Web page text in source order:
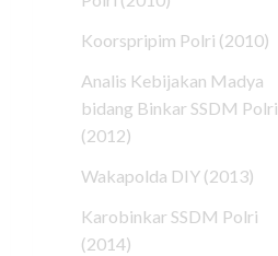
Koorspripim Polri (2010)
Analis Kebijakan Madya
bidang Binkar SSDM Polri
(2012)
Wakapolda DIY (2013)
Karobinkar SSDM Polri
(2014)